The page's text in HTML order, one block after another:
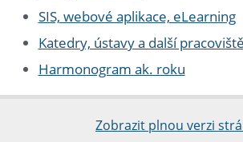
SIS, webové aplikace, eLearning
Katedry, ústavy a další pracoviště
Harmonogram ak. roku
Zobrazit plnou verzi